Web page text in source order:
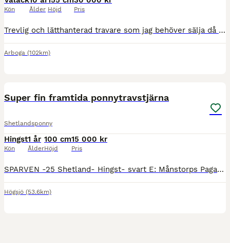
Kön Ålder Höjd Pris
Trevlig och lätthanterad travare som jag behöver sälja då ekonomin inte längre gör att jag kan ha honom kvar. Han är är lättlastad, trafiksäker och lättkörd, gillar att motionera och lunkar på i skoge
Arboga (102km)
Super fin framtida ponnytravstjärna
Shetlandsponny
Hingst
Kön
1 år
Ålder
100 cm
Höjd
15 000 kr
Pris
SPARVEN -25 Shetland- Hingst- svart E: Månstorps Pagadee rek: 2.08 Vinnare av årgångsloppen kriteriet, Derby och 5års mästerskapet samt seger i monte SM. U: Sessan rek 2.18 och 41p. UE: Titol rek 2.39
Högsjö (53.6km)